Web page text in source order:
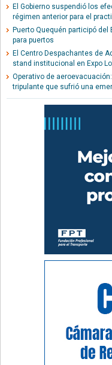
El Gobierno suspendió los
régimen anterior para el
Puerto Quequén participó
para puertos
El Centro Despachantes de
stand institucional en Expo
Operativo de
tripulante que sufrió una